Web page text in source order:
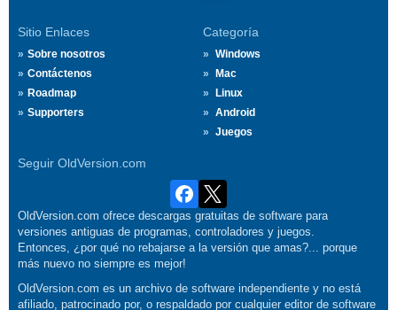
Sitio Enlaces
Sobre nosotros
Contáctenos
Roadmap
Supporters
Categoría
Windows
Mac
Linux
Android
Juegos
Seguir OldVersion.com
OldVersion.com ofrece descargas gratuitas de software para
versiones antiguas de programas, controladores y juegos.
Entonces, ¿por qué no rebajarse a la versión que amas?... porque
más nuevo no siempre es mejor!
OldVersion.com es un archivo de software independiente y no está
afiliado, patrocinado por, o respaldado por cualquier editor de software